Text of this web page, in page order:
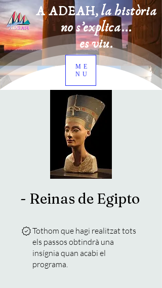
A ADEAH, la història
no s’explica...
es viu.
ME
NU
- Reinas de Egipto
Tothom que hagi realitzat tots
els passos obtindrà una
insígnia quan acabi el
programa.